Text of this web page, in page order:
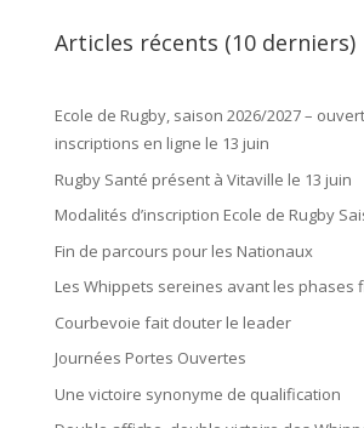
Articles récents (10 derniers)
Ecole de Rugby, saison 2026/2027 –
inscriptions en ligne le 13 juin
Rugby Santé présent à Vitaville le 13 juin
Modalités d’inscription Ecole de Rugby
Fin de parcours pour les Nationaux
Les Whippets sereines avant les phases
Courbevoie fait douter le leader
Journées Portes Ouvertes
Une victoire synonyme de qualification